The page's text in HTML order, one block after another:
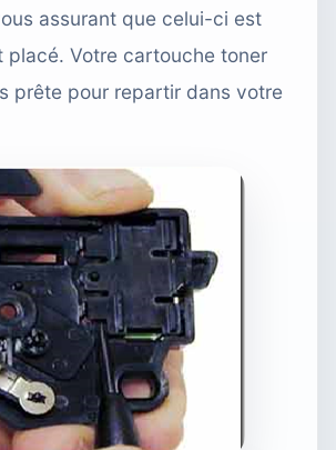
assurant que celui-ci est
placé. Votre cartouche toner
prête pour repartir dans votre